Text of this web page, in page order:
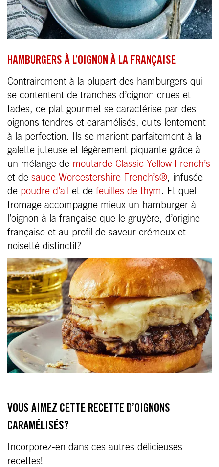
HAMBURGERS À L’OIGNON À LA FRANÇAISE
Contrairement à la plupart des hamburgers qui
se contentent de tranches d’oignon crues et
fades, ce plat gourmet se caractérise par des
oignons tendres et caramélisés, cuits lentement
à la perfection. Ils se marient parfaitement à la
galette juteuse et légèrement piquante grâce à
un mélange de moutarde Classic Yellow French’s
et de sauce Worcestershire French’s®, infusée
de poudre d’ail et de feuilles de thym . Et quel
fromage accompagne mieux un hamburger à
l’oignon à la française que le gruyère, d’origine
française et au profil de saveur crémeux et
noisetté distinctif?
VOUS AIMEZ CETTE RECETTE D’OIGNONS
CARAMÉLISÉS?
Incorporez-en dans ces autres délicieuses
recettes!